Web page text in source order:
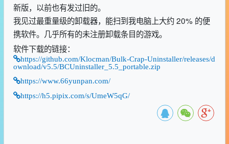
新版，以前也有发过旧的。
我见过最重量级的卸载器，能扫到我电脑上大约 20% 的便
携软件。几乎所有的未注册卸载条目的游戏。
软件下载的链接：
https://github.com/Klocman/Bulk-Crap-Uninstaller/releases/d
ownload/v5.5/BCUninstaller_5.5_portable.zip
https://www.66yunpan.com/
https://h5.pipix.com/s/UmeW5qG/